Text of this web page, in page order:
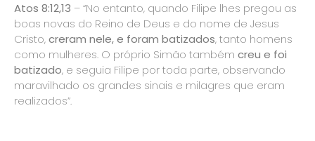
Atos 8:12,13 – “No entanto, quando Filipe lhes pregou as
boas novas do Reino de Deus e do nome de Jesus
Cristo,creram nele, e foram batizados, tanto homens
como mulheres. O próprio Simão também creu e foi
batizado, e seguia Filipe por toda parte, observando
maravilhado os grandes sinais e milagres que eram
realizados”.